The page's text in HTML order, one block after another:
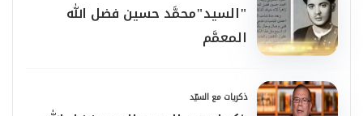
"السيد"محمَّد حسين فضل الله
المعمَّم
ذكريات مع السيّد